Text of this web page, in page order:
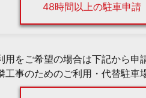
48時間以上の駐車申請
用をご希望の場合は下記から申
工事のためのご利用・代替駐